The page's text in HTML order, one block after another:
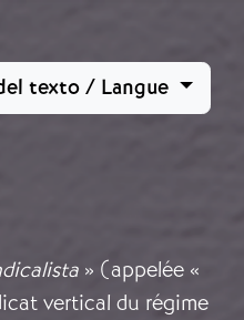
texto / Langue
» (appelée «
vertical du régime